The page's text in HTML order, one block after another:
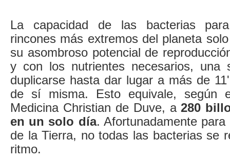
La capacidad de las bacterias
rincones más extremos del planeta
su asombroso potencial de
y con los nutrientes necesarios, una
duplicarse hasta dar lugar a más de
de sí misma. Esto equivale, según
Medicina Christian de Duve, a280
en un solo día. Afortunadamente
de la Tierra, no todas las bacterias se
ritmo.